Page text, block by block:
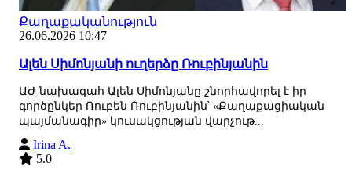
Քաղաքականություն
26.06.2026 10:47
Ալեն Սիմոնյանի ուղերձը Ռուբինյանին
ԱԺ նախագահ Ալեն Սիմոնյանը շնորհավորել է իր
գործընկեր Ռուբեն Ռուբինյանին՝ «Քաղաքացիական
պայմանագիր» կուսակցության վարչութ...
Irina A.
5.0